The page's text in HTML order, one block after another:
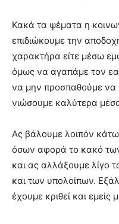
Κακά τα ψέματα η
επιδιώκουμε την
χαρακτήρα είτε μέσω
όμως να αγαπάμε τον
να μην προσπαθούμε να
νιώσουμε καλύτερα
Ας βάλουμε λοιπόν
όσων αφορά το κακό
και ας αλλάξουμε λίγο
και των υπολοίπων.
έχουμε κριθεί και